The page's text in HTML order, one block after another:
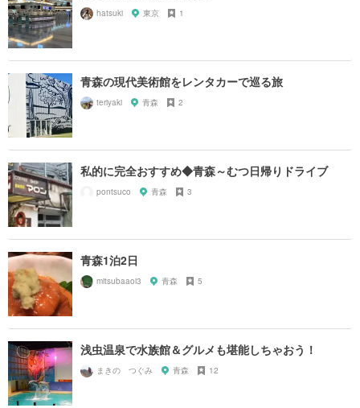
hatsuki 東京 1
青森の現代美術館をレンタカーで巡る旅
teriyaki 青森 2
私的に完全おすすめ◆青森～むつ日帰りドライブ
pontsuco 青森 3
青森1泊2日
mitsubaaoi3 青森 5
浅虫温泉で水族館＆グルメも堪能しちゃおう！
まきの つぐみ 青森 12